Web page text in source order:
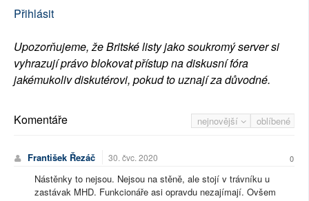
Přihlásit
Upozorňujeme, že Britské listy jako soukromý server si
vyhrazují právo blokovat přístup na diskusní fóra
jakémukoliv diskutérovi, pokud to uznají za důvodné.
nejnovější oblíbené
Komentáře
František Řezáč 30. čvc. 2020 0
Nástěnky to nejsou. Nejsou na stěně, ale stojí v trávníku u
zastávak MHD. Funkcionáře asi opravdu nezajímají. Ovšem